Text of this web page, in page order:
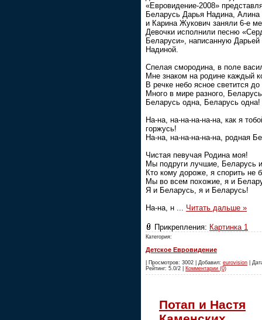
«Евровидение-2008»
Беларусь Дарья Надина,
и Карина Жукович заняли 6-е
Девочки исполнили песню
Беларуси», написанную Дарьей
Надиной.
Спелая смородина, в поле
Мне знаком на родине каждый
В речке небо ясное светится
Много в мире разного,
Беларусь одна, Беларусь одна!
На-на, на-на-на-на-на, как я
горжусь!
На-на, на-на-на-на-на, родная
Чистая певучая Родина моя!
Мы подруги лучшие, Беларусь
Кто кому дороже, я спорить не
Мы во всем похожие, я и
Я и Беларусь, я и Беларусь!
На-на, н ... Читать дальше »
Прикрепления: Картинка 1
Категория:
Детское Евровидение
| Просмотров: 3002 | Добавил: eurovision |
Рейтинг: 5.0/2 | Комментарии (0)
Потап и Настя